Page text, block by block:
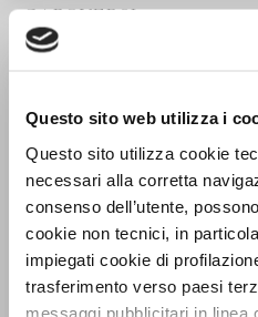
Questo sito web utilizza i
Questo sito utilizza cookie
necessari alla corretta
consenso dell’utente,
cookie non tecnici, in
impiegati cookie di
trasferimento verso paesi
messaggi pubblicitari in linea